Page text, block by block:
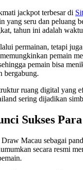
jackpot terbesar di
yang seru dan peluang
tahun ini adalah
permainan, tetapi
pemain
pemain bisa
bergabung.
ruang digital yang
sering dijadikan
Sukses
Macau sebagai
secara resmi